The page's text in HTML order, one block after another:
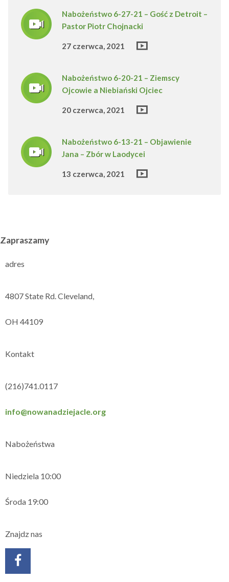
Nabożeństwo 6-27-21 – Gość z Detroit –
Pastor Piotr Chojnacki
27 czerwca, 2021
Nabożeństwo 6-20-21 – Ziemscy
Ojcowie a Niebiański Ojciec
20 czerwca, 2021
Nabożeństwo 6-13-21 – Objawienie
Jana – Zbór w Laodycei
13 czerwca, 2021
Zapraszamy
adres
4807 State Rd. Cleveland,
OH 44109
Kontakt
(216)741.0117
info@nowanadziejacle.org
Nabożeństwa
Niedziela 10:00
Środa 19:00
Znajdz nas